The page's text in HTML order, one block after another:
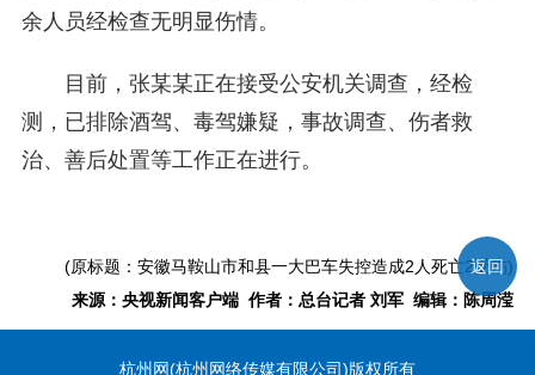
余人员经检查无明显伤情。
目前，张某某正在接受公安机关调查，经检
测，已排除酒驾、毒驾嫌疑，事故调查、伤者救
治、善后处置等工作正在进行。
(原标题：安徽马鞍山市和县一大巴车失控造成2人死亡2受伤)
来源：央视新闻客户端 作者：总台记者 刘军 编辑：陈周滢
杭州网(杭州网络传媒有限公司)版权所有
返回